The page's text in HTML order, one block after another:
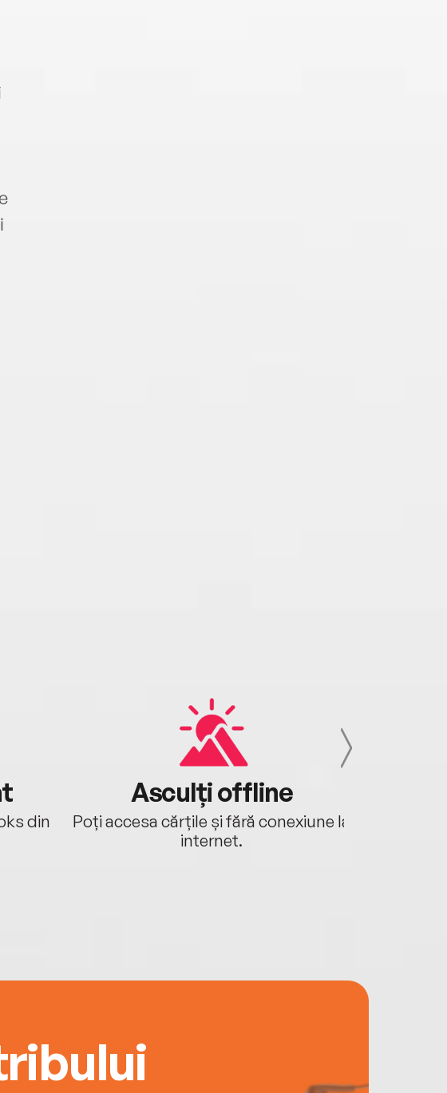
din
Asculți offline
Poți accesa cărțile și fără conexiune la
internet.